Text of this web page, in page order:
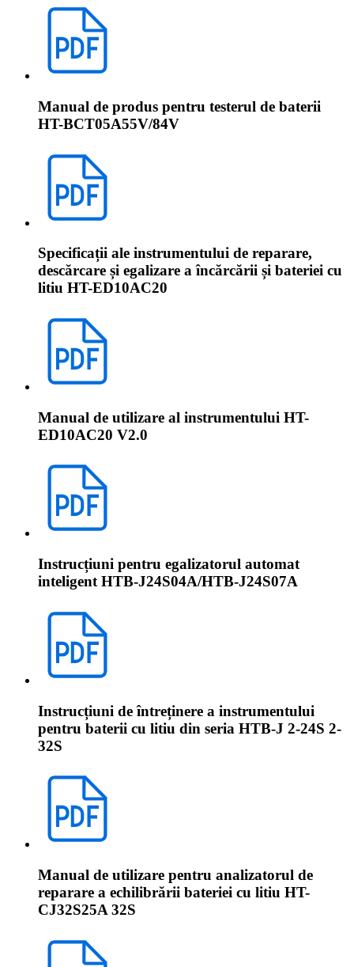
Manual de produs pentru testerul de baterii
HT-BCT05A55V/84V
Specificații ale instrumentului de reparare,
descărcare și egalizare a încărcării și bateriei cu
litiu HT-ED10AC20
Manual de utilizare al instrumentului HT-
ED10AC20 V2.0
Instrucțiuni pentru egalizatorul automat
inteligent HTB-J24S04A/HTB-J24S07A
Instrucțiuni de întreținere a instrumentului
pentru baterii cu litiu din seria HTB-J 2-24S 2-
32S
Manual de utilizare pentru analizatorul de
reparare a echilibrării bateriei cu litiu HT-
CJ32S25A 32S